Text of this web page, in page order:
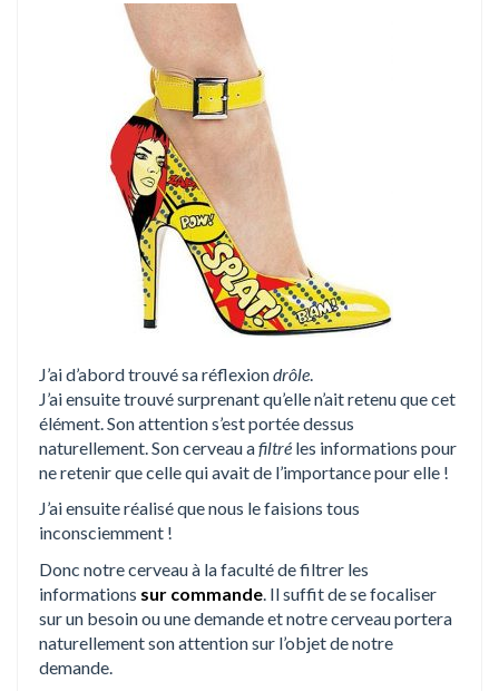
J’ai d’abord trouvé sa réflexiondrôle
J’ai ensuite trouvé surprenant qu’elle n’ait retenu que cet
élément. Son attention s’est portée dessus
naturellement. Son cerveau afiltré les informations pour
ne retenir que celle qui avait de l’importance pour elle !
J’ai ensuite réalisé que nous le faisions tous
inconsciemment !
Donc notre cerveau à la faculté de filtrer les
informations sur commande . Il suffit de se focaliser
sur un besoin ou une demande et notre cerveau portera
naturellement son attention sur l’objet de notre
demande.